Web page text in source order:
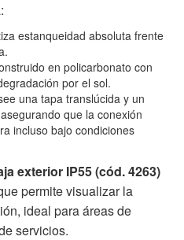
estanqueidad absoluta frente
en policarbonato con
por el sol.
una tapa translúcida y un
que la conexión
incluso bajo condiciones
exterior IP55 (cód. 4263)
permite visualizar la
ideal para áreas de
servicios.